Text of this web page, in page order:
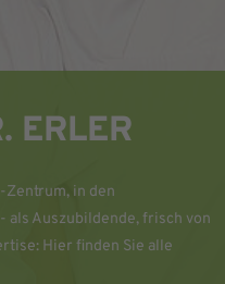
ERLER
Zentrum, in den
als Auszubildende, frisch von
Hier finden Sie alle